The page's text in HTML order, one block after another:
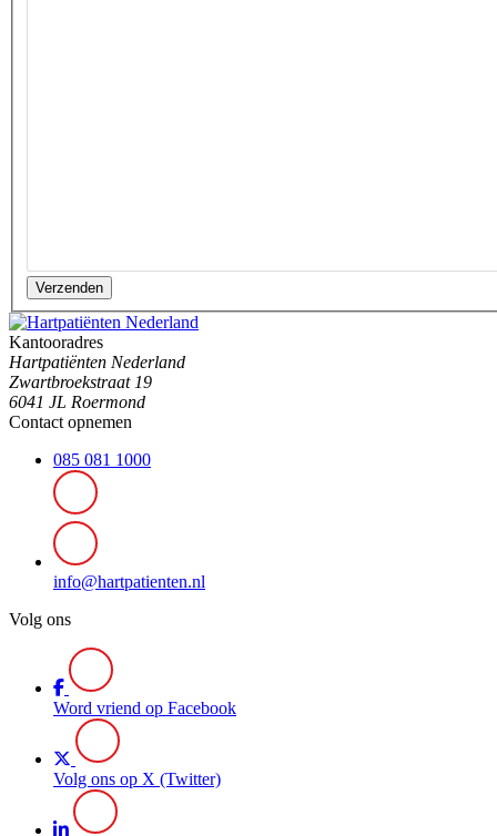
Verzenden
Kantooradres
Hartpatiënten Nederland
Zwartbroekstraat 19
6041 JL Roermond
Contact opnemen
085 081 1000
info@hartpatienten.nl
Volg ons
Word vriend op Facebook
Volg ons op X (Twitter)